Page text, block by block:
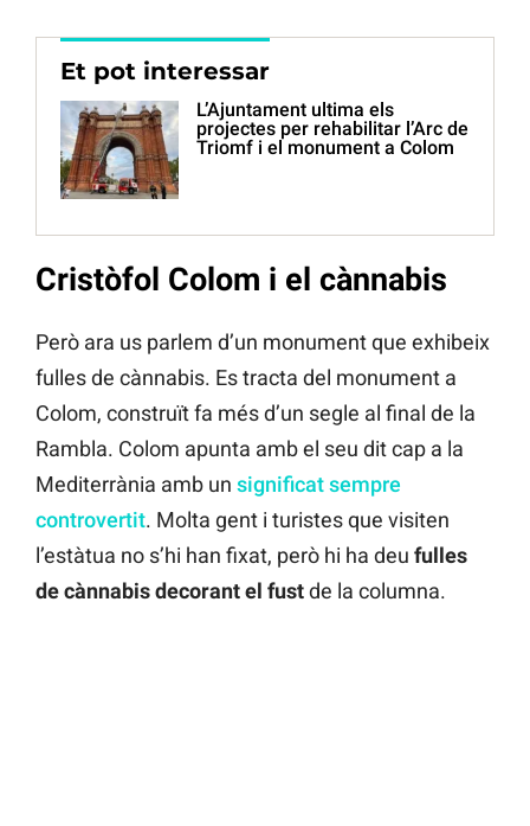
Et pot interessar
L’Ajuntament ultima els
projectes per rehabilitar l’Arc de
Triomf i el monument a Colom
Cristòfol Colom i el cànnabis
Però ara us parlem d’un monument que exhibeix
fulles de cànnabis. Es tracta del monument a
Colom, construït fa més d’un segle al final de la
Rambla. Colom apunta amb el seu dit cap a la
Mediterrània amb un significat sempre
controvertit. Molta gent i turistes que visiten
l’estàtua no s’hi han fixat, però hi ha deu fulles
de cànnabis decorant el fustde la columna.